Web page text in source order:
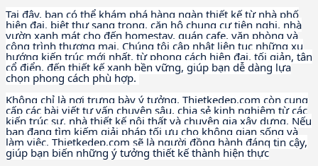
Tại đây, bạn có thể khám phá hàng ngàn thiết kế từ nhà phố
hiện đại, biệt thự sang trọng, căn hộ chung cư tiện nghi, nhà
vườn xanh mát cho đến homestay, quán cafe, văn phòng và
công trình thương mại. Chúng tôi cập nhật liên tục những xu
hướng kiến trúc mới nhất, từ phong cách hiện đại, tối giản, tân
cổ điển, đến thiết kế xanh bền vững, giúp bạn dễ dàng lựa
chọn phong cách phù hợp.
Không chỉ là nơi trưng bày ý tưởng, Thietkedep.com còn cung
cấp các bài viết tư vấn chuyên sâu, chia sẻ kinh nghiệm từ các
kiến trúc sư, nhà thiết kế nội thất và chuyên gia xây dựng. Nếu
bạn đang tìm kiếm giải pháp tối ưu cho không gian sống và
làm việc, Thietkedep.com sẽ là người đồng hành đáng tin cậy,
giúp bạn biến những ý tưởng thiết kế thành hiện thực